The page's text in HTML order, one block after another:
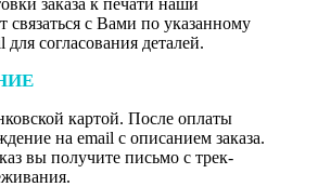
связаться с Вами по указанному
согласования деталей.
картой. После оплаты
на email с описанием заказа.
вы получите письмо с трек-